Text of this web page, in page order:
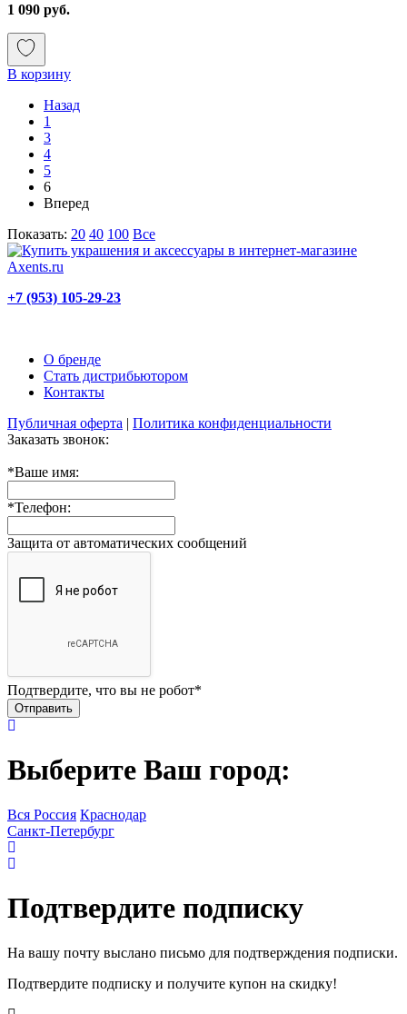
1 090 руб.
В корзину
Назад
1
3
4
5
6
Вперед
Показать: 20 40 100 Все
+7 (953) 105-29-23
О бренде
Стать дистрибьютором
Контакты
Публичная оферта | Политика конфиденциальности
Заказать звонок:
*Ваше имя:
*Телефон:
Защита от автоматических сообщений
Подтвердите, что вы не робот*
Выберите Ваш город:
Вся Россия Краснодар
Санкт-Петербург
Подтвердите подписку
На вашу почту выслано письмо для подтверждения подписки.
Подтвердите подписку и получите купон на скидку!